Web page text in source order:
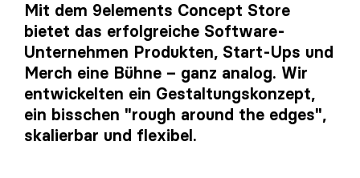
Mit dem 9elements Concept Store
bietet das erfolgreiche Software-
Unternehmen Produkten, Start-Ups und
Merch eine Bühne – ganz analog. Wir
entwickelten ein Gestaltungskonzept,
ein bisschen "rough around the edges",
skalierbar und flexibel.